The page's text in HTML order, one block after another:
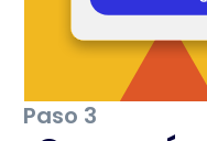
Paso 3